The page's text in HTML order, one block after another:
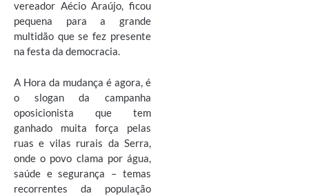
vereador Aécio Araújo, ficou
pequena para a grande
multidão que se fez presente
na festa da democracia.
A Hora da mudança é agora, é
o slogan da campanha
oposicionista que tem
ganhado muita força pelas
ruas e vilas rurais da Serra,
onde o povo clama por água,
saúde e segurança – temas
recorrentes da população